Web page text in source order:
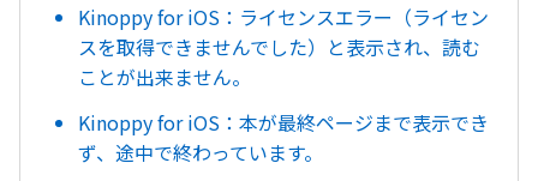
Kinoppy for iOS：ライセンスエラー（ライセン
スを取得できませんでした）と表示され、読む
ことが出来ません。
Kinoppy for iOS：本が最終ページまで表示でき
ず、途中で終わっています。